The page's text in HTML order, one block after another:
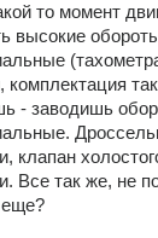
то момент
высокие
комплектация
- заводишь
клапан
Все так же, не
еще?